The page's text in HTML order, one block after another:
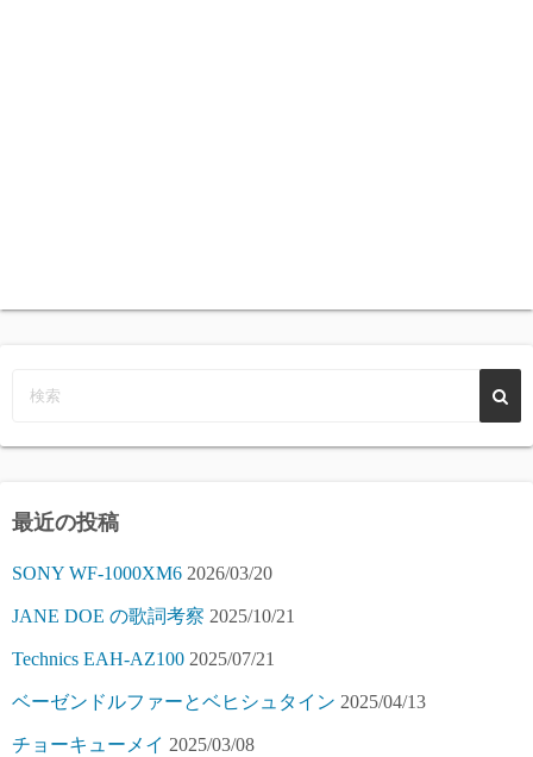
最近の投稿
SONY WF-1000XM6 2026/03/20
JANE DOE の歌詞考察 2025/10/21
Technics EAH-AZ100 2025/07/21
ベーゼンドルファーとベヒシュタイン 2025/04/13
チョーキューメイ 2025/03/08